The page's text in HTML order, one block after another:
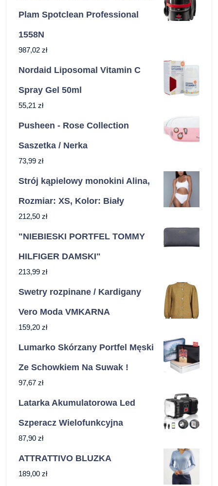
Plam Spotclean Professional
1558N
987,02 zł
Nordaid Liposomal Vitamin C
Spray Gel 50ml
55,21 zł
Pusheen - Rose Collection
Saszetka / Nerka
73,99 zł
Strój kąpielowy monokini Alina,
Rozmiar: XS, Kolor: Biały
212,50 zł
"NIEBIESKI PORTFEL TOMMY
HILFIGER DAMSKI"
213,99 zł
Swetry rozpinane / Kardigany
Vero Moda VMKARNA
159,20 zł
Lumarko Skórzany Portfel Męski
Ze Schowkiem Na Suwak !
97,67 zł
Latarka Akumulatorowa Led
Szperacz Wielofunkcyjna
87,90 zł
ATTRATTIVO BLUZKA
189,00 zł